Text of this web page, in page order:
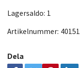
Lagersaldo: 1
Artikelnummer: 40151
Dela